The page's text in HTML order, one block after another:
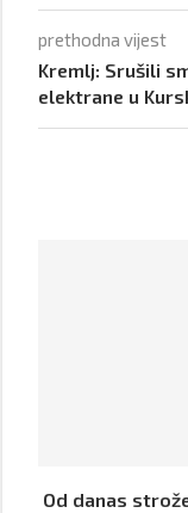
prethodna vijest
Kremlj: Srušili
elektrane u
Od danas